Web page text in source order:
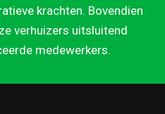
krachten. Bovendien
verhuizers uitsluitend
medewerkers.